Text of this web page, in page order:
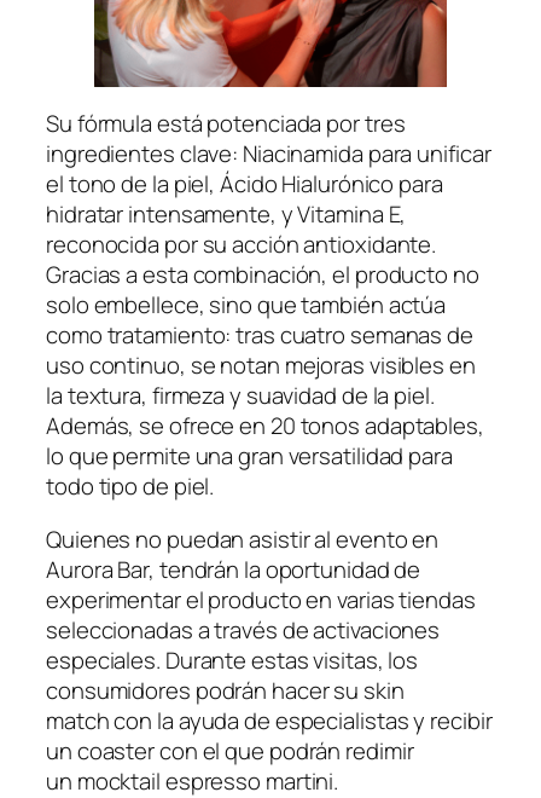
Su fórmula está potenciada por tres
ingredientes clave: Niacinamida para unificar
el tono de la piel, Ácido Hialurónico para
hidratar intensamente, y Vitamina E,
reconocida por su acción antioxidante.
Gracias a esta combinación, el producto no
solo embellece, sino que también actúa
como tratamiento: tras cuatro semanas de
uso continuo, se notan mejoras visibles en
la textura, firmeza y suavidad de la piel.
Además, se ofrece en 20 tonos adaptables,
lo que permite una gran versatilidad para
todo tipo de piel.
Quienes no puedan asistir al evento en
Aurora Bar, tendrán la oportunidad de
experimentar el producto en varias tiendas
seleccionadas a través de activaciones
especiales. Durante estas visitas, los
consumidores podrán hacer su skin
matchcon la ayuda de especialistas y recibir
uncoastercon el que podrán redimir
un mocktail espresso martini.